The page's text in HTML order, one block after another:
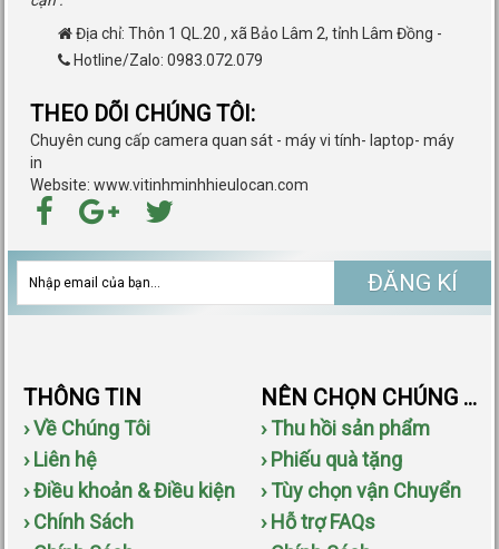
Địa chỉ: Thôn 1 QL.20 , xã Bảo Lâm 2, tỉnh Lâm Đồng -
Hotline/Zalo: 0983.072.079
THEO DÕI CHÚNG TÔI:
Chuyên cung cấp camera quan sát - máy vi tính- laptop- máy
in
Website: www.vitinhminhhieulocan.com
ĐĂNG KÍ
THÔNG TIN
› Về Chúng Tôi
› Liên hệ
› Điều khoản & Điều kiện
› Chính Sách
NÊN CHỌN CHÚNG TÔI
› Thu hồi sản phẩm
› Phiếu quà tặng
› Tùy chọn vận Chuyển
› Hỗ trợ FAQs